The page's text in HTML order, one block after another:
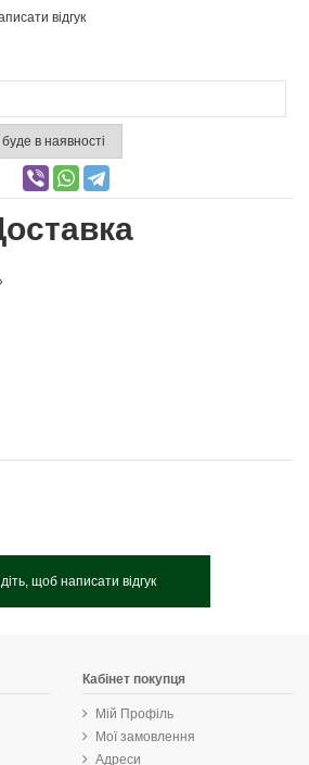
відгук
в наявності
щоб написати відгук
Кабінет покупця
Мій Профіль
Мої замовлення
Адреси